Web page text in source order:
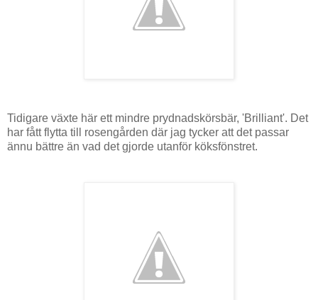
Tidigare växte här ett mindre prydnadskörsbär, 'Brilliant'. Det
har fått flytta till rosengården där jag tycker att det passar
ännu bättre än vad det gjorde utanför köksfönstret.